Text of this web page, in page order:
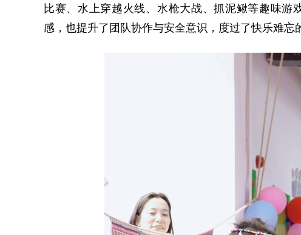
比赛、水上穿越火线、水枪大战、抓泥鳅等趣味
感，也提升了团队协作与安全意识，度过了快乐难忘